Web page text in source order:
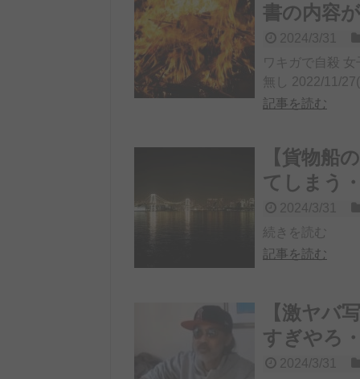
書の内容
2024/3/31
ワキガで自殺
無し 2022/11/
記事を読む
【貨物船
てしまう
2024/3/31
続きを読む
記事を読む
【激ヤバ
すぎやろ
2024/3/31